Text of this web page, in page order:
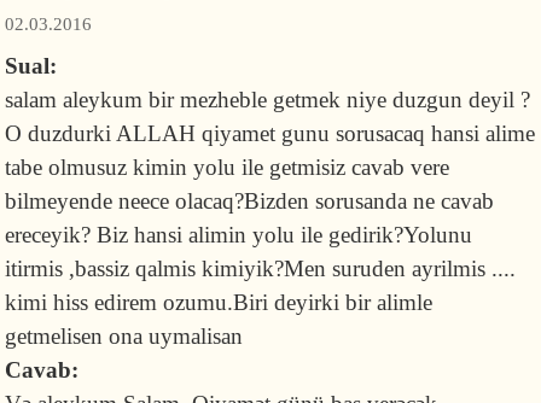
02.03.2016
Sual:
salam aleykum bir mezheble getmek niye duzgun deyil ?
O duzdurki ALLAH qiyamet gunu sorusacaq hansi alime
tabe olmusuz kimin yolu ile getmisiz cavab vere
bilmeyende neece olacaq?Bizden sorusanda ne cavab
ereceyik? Biz hansi alimin yolu ile gedirik?Yolunu
itirmis ,bassiz qalmis kimiyik?Men suruden ayrilmis ....
kimi hiss edirem ozumu.Biri deyirki bir alimle
getmelisen ona uymalisan
Cavab: